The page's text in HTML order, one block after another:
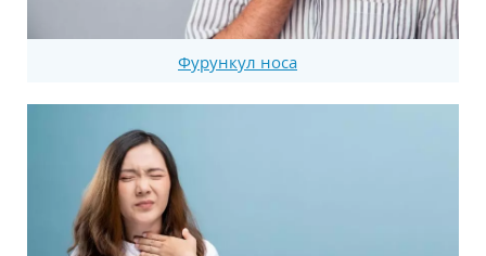
Фурункул носа